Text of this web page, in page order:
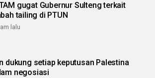
gugat Gubernur Sulteng terkait
tailing di PTUN
lalu
dukung setiap keputusan Palestina
negosiasi